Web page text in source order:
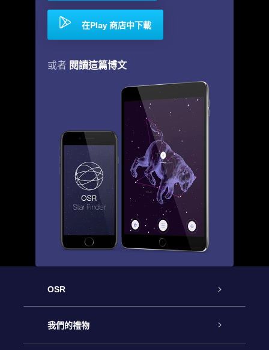
在Play 商店中下載
或者 閱讀這篇博文
OSR
客戶服務
我們的禮物